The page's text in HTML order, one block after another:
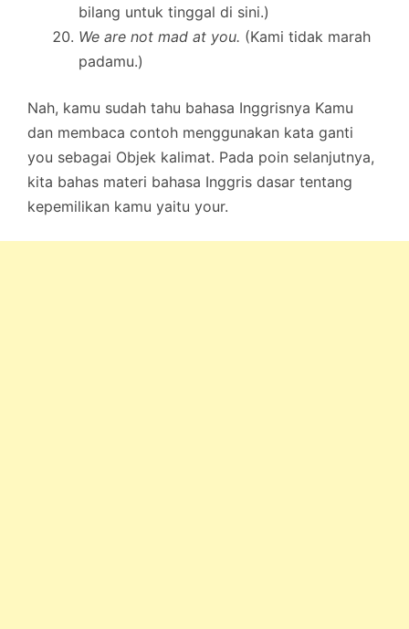
bilang untuk tinggal di sini.)
We are not mad at you. (Kami tidak marah
padamu.)
Nah, kamu sudah tahu bahasa Inggrisnya Kamu
dan membaca contoh menggunakan kata ganti
you sebagai Objek kalimat. Pada poin selanjutnya,
kita bahas materi bahasa Inggris dasar tentang
kepemilikan kamu yaitu your.